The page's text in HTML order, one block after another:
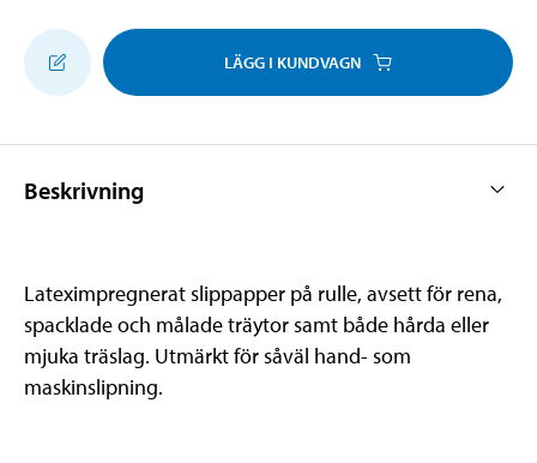
LÄGG I KUNDVAGN
Beskrivning
Lateximpregnerat slippapper på rulle, avsett för rena,
spacklade och målade träytor samt både hårda eller
mjuka träslag. Utmärkt för såväl hand- som
maskinslipning.